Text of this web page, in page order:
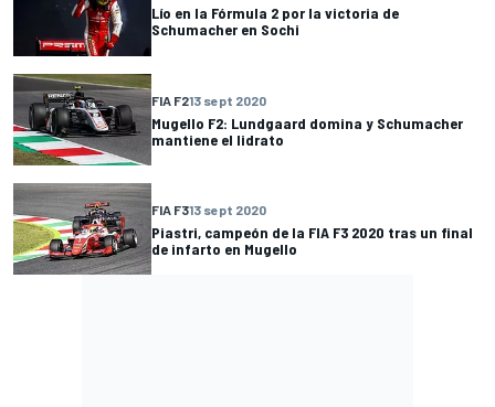
Lío en la Fórmula 2 por la victoria de
Schumacher en Sochi
FIA F213 sept 2020
Mugello F2: Lundgaard domina y Schumacher
mantiene el lidrato
FIA F313 sept 2020
Piastri, campeón de la FIA F3 2020 tras un final
de infarto en Mugello